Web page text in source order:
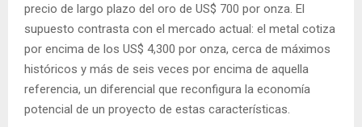
precio de largo plazo del oro de US$ 700 por onza. El
supuesto contrasta con el mercado actual: el metal cotiza
por encima de los US$ 4,300 por onza, cerca de máximos
históricos y más de seis veces por encima de aquella
referencia, un diferencial que reconfigura la economía
potencial de un proyecto de estas características.